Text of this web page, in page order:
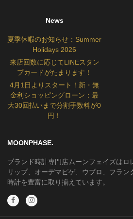
News
夏季休暇のお知らせ：Summer
Holidays 2026
来店回数に応じてLINEスタン
プカードがたまります！
4月1日よりスタート！新・無
金利ショッピングローン：最
大30回払いまで分割手数料が0
円！
MOONPHASE.
ブランド時計専門店ムーンフェイズはロ
リップ、オーデマピゲ、ウブロ、フラン
時計を豊富に取り揃えています。